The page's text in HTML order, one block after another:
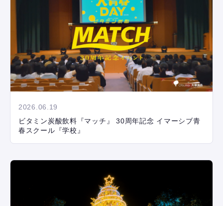
2026.06.19
ビタミン炭酸飲料『マッチ』 30周年記念 イマーシブ青
春スクール『学校』